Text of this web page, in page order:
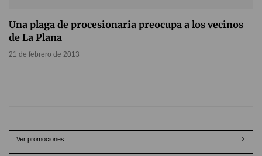
Una plaga de procesionaria preocupa a los vecinos
de La Plana
21 de febrero de 2013
Ver promociones